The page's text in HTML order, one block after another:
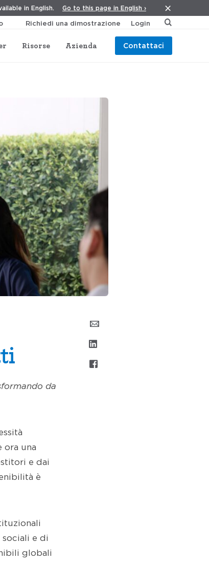
in English. Go to this page in English ›
Risorse Azienda Contattaci
Richiedi una dimostrazione Login
da
ora una
e dai
è
e di
globali